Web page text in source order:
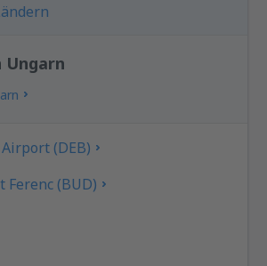
Ungarn
(DEB)
Ferenc (BUD)